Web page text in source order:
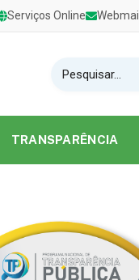
Serviços Online Webmail
TRANSPARÊNCIA